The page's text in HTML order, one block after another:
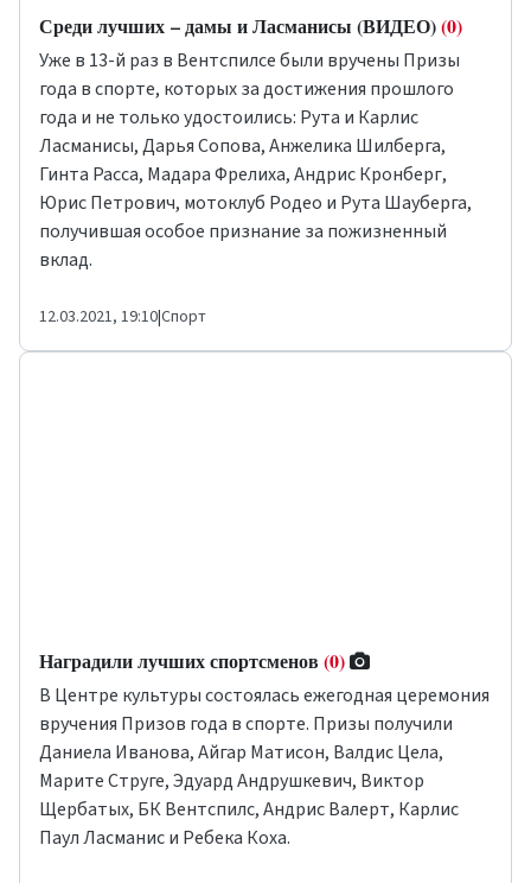
Среди лучших – дамы и Ласманисы (ВИДЕО)(0)
Уже в 13-й раз в Вентспилсе были вручены Призы
года в спорте, которых за достижения прошлого
года и не только удостоились: Рута и Карлис
Ласманисы, Дарья Сопова, Анжелика Шилберга,
Гинта Расса, Мадара Фрелиха, Андрис Кронберг,
Юрис Петрович, мотоклуб Родео и Рута Шауберга,
получившая особое признание за пожизненный
вклад.
12.03.2021, 19:10|Спорт
Наградили лучших спортсменов (0)
В Центре культуры состоялась ежегодная церемония
вручения Призов года в спорте. Призы получили
Даниела Иванова, Айгар Матисон, Валдис Цела,
Марите Струге, Эдуард Андрушкевич, Виктор
Щербатых, БКВентспилс, Андрис Валерт, Карлис
Паул Ласманис и Ребека Коха.